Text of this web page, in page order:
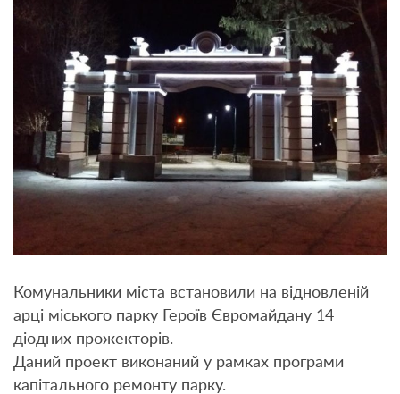
Комунальники міста встановили на відновленій
арці міського парку Героїв Євромайдану 14
діодних прожекторів.
Даний проект виконаний у рамках програми
капітального ремонту парку.